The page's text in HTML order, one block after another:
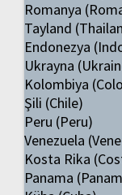
Romanya
Tayland
Endonezya
Ukrayna
Kolombiya
Şili (Chile)
Peru (Peru)
Venezuela
Kosta Rika
Panama